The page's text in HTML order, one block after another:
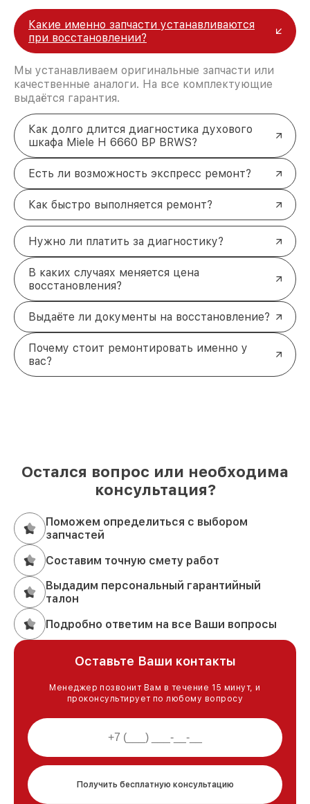
Какие именно запчасти устанавливаются
при восстановлении?
Мы устанавливаем оригинальные запчасти или
качественные аналоги. На все комплектующие
выдаётся гарантия.
Как долго длится диагностика духового
шкафа Miele H 6660 BP BRWS?
Есть ли возможность экспресс ремонт?
Как быстро выполняется ремонт?
Нужно ли платить за диагностику?
В каких случаях меняется цена
восстановления?
Выдаёте ли документы на восстановление?
Почему стоит ремонтировать именно у
вас?
Остался вопрос или необходима
консультация?
Поможем определиться с выбором
запчастей
Составим точную смету работ
Выдадим персональный гарантийный
талон
Подробно ответим на все Ваши вопросы
Оставьте Ваши контакты
Менеджер позвонит Вам в течение 15 минут, и
проконсультирует по любому вопросу
Получить бесплатную консультацию